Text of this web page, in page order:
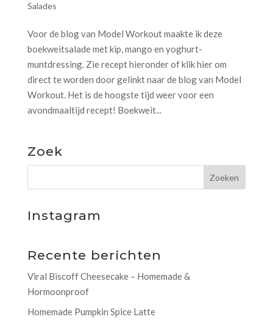
Salades
Voor de blog van Model Workout maakte ik deze
boekweitsalade met kip, mango en yoghurt-
muntdressing. Zie recept hieronder of klik hier om
direct te worden door gelinkt naar de blog van Model
Workout. Het is de hoogste tijd weer voor een
avondmaaltijd recept! Boekweit...
Zoek
Instagram
Recente berichten
Viral Biscoff Cheesecake – Homemade &
Hormoonproof
Homemade Pumpkin Spice Latte